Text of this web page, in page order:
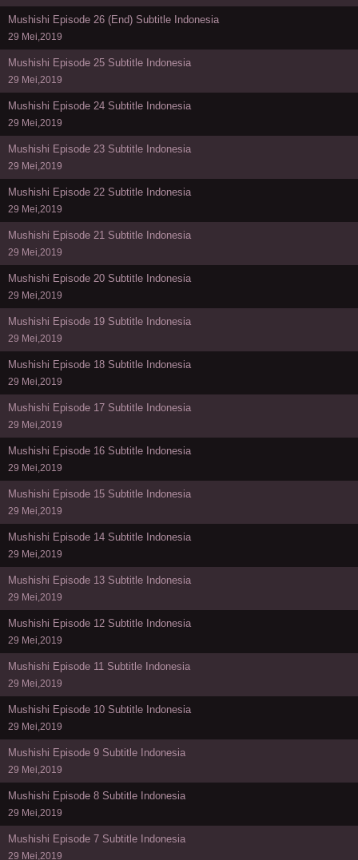
Mushishi Episode 26 (End) Subtitle Indonesia
29 Mei,2019
Mushishi Episode 25 Subtitle Indonesia
29 Mei,2019
Mushishi Episode 24 Subtitle Indonesia
29 Mei,2019
Mushishi Episode 23 Subtitle Indonesia
29 Mei,2019
Mushishi Episode 22 Subtitle Indonesia
29 Mei,2019
Mushishi Episode 21 Subtitle Indonesia
29 Mei,2019
Mushishi Episode 20 Subtitle Indonesia
29 Mei,2019
Mushishi Episode 19 Subtitle Indonesia
29 Mei,2019
Mushishi Episode 18 Subtitle Indonesia
29 Mei,2019
Mushishi Episode 17 Subtitle Indonesia
29 Mei,2019
Mushishi Episode 16 Subtitle Indonesia
29 Mei,2019
Mushishi Episode 15 Subtitle Indonesia
29 Mei,2019
Mushishi Episode 14 Subtitle Indonesia
29 Mei,2019
Mushishi Episode 13 Subtitle Indonesia
29 Mei,2019
Mushishi Episode 12 Subtitle Indonesia
29 Mei,2019
Mushishi Episode 11 Subtitle Indonesia
29 Mei,2019
Mushishi Episode 10 Subtitle Indonesia
29 Mei,2019
Mushishi Episode 9 Subtitle Indonesia
29 Mei,2019
Mushishi Episode 8 Subtitle Indonesia
29 Mei,2019
Mushishi Episode 7 Subtitle Indonesia
29 Mei,2019